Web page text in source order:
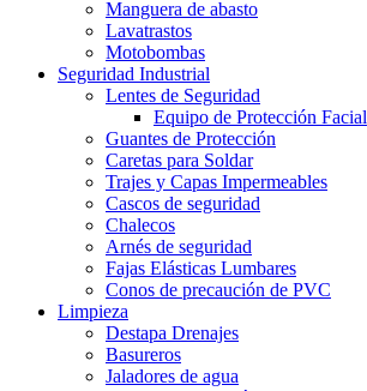
Manguera de abasto
Lavatrastos
Motobombas
Seguridad Industrial
Lentes de Seguridad
Equipo de Protección Facial
Guantes de Protección
Caretas para Soldar
Trajes y Capas Impermeables
Cascos de seguridad
Chalecos
Arnés de seguridad
Fajas Elásticas Lumbares
Conos de precaución de PVC
Limpieza
Destapa Drenajes
Basureros
Jaladores de agua